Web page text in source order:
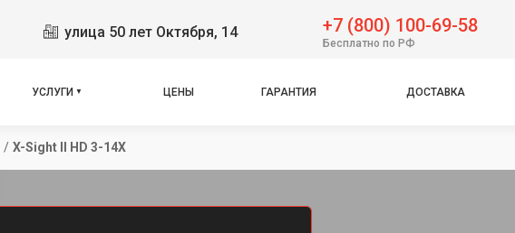
улица 50 лет Октября, 14 +7 (800) 100-69-58
Бесплатно по РФ
УСЛУГИ ЦЕНЫ ГАРАНТИЯ ДОСТАВКА
/ X-Sight II HD 3-14X